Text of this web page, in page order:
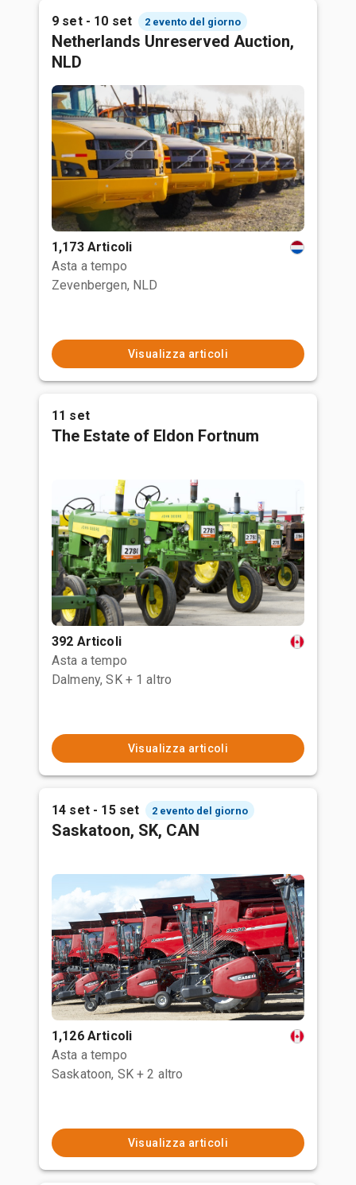
9 set - 10 set 2 evento del giorno
Netherlands Unreserved Auction,
NLD
1,173 Articoli
Asta a tempo
Zevenbergen, NLD
Visualizza articoli
11 set
The Estate of Eldon Fortnum
392 Articoli
Asta a tempo
Dalmeny, SK + 1 altro
Visualizza articoli
14 set - 15 set 2 evento del giorno
Saskatoon, SK, CAN
1,126 Articoli
Asta a tempo
Saskatoon, SK + 2 altro
Visualizza articoli